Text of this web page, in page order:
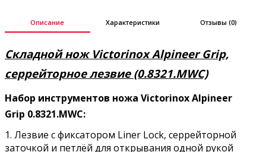
Описание Характеристики Отзывы (0)
Складной нож Victorinox Alpineer Grip,
серрейторное лезвие (0.8321.MWC)
Набор инструментов ножа Victorinox Alpineer
Grip 0.8321.MWC:
1. Лезвие с фиксатором Liner Lock, серрейторной
заточкой и петлёй для открывания одной рукой